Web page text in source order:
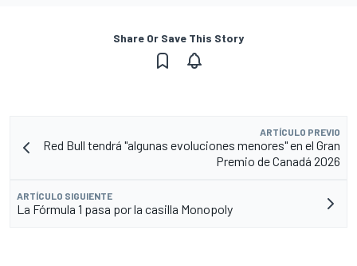
Share Or Save This Story
ARTÍCULO PREVIO
Red Bull tendrá "algunas evoluciones menores" en el Gran
Premio de Canadá 2026
ARTÍCULO SIGUIENTE
La Fórmula 1 pasa por la casilla Monopoly